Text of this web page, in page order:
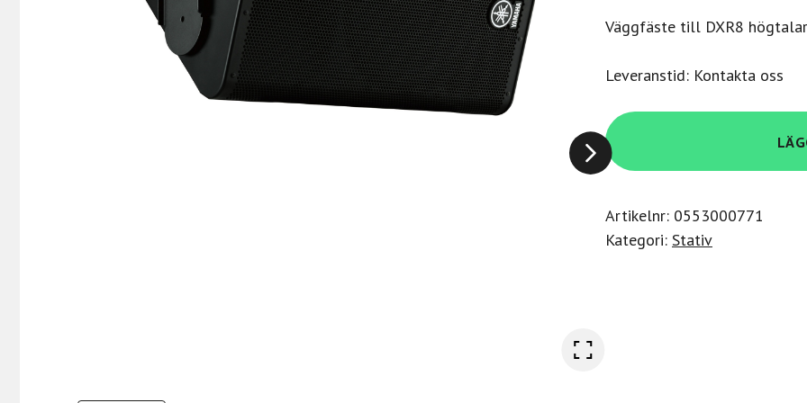
Väggfäste till DXR8
Leveranstid: Kontakta oss
Yamaha
UBDXR8
mängd
Artikelnr: 0553000771
Kategori: Stativ